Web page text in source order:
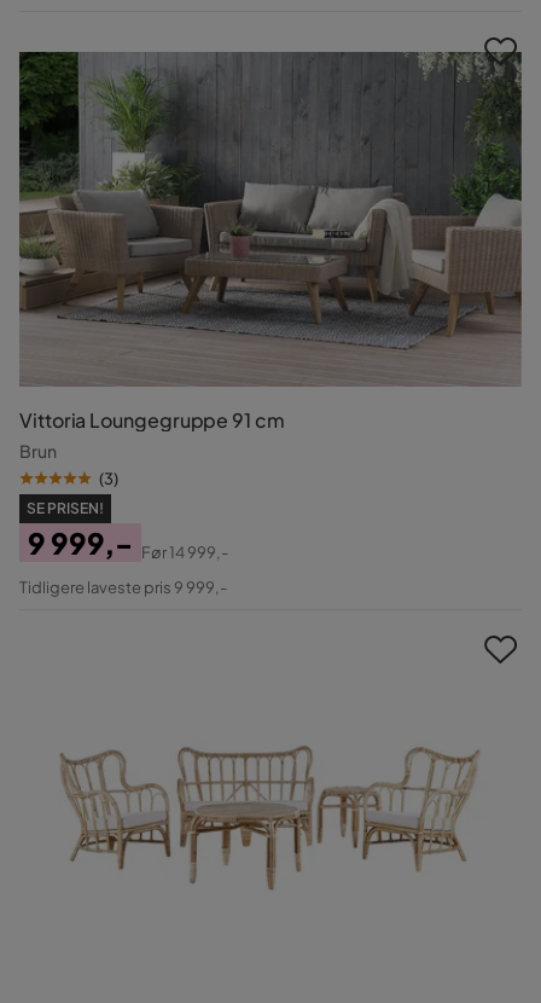
Vittoria Loungegruppe 91 cm
Brun
(3)
SE PRISEN!
Pris
9 999,-
Original
Før14 999,-
Tidligere laveste pris 9 999,-